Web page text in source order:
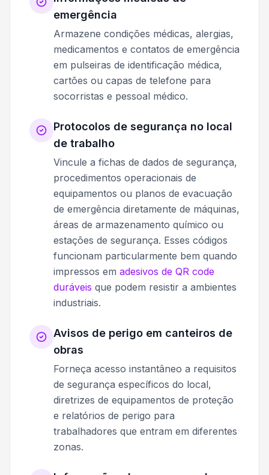
emergência
Armazene condições médicas, alergias,
medicamentos e contatos de emergência
em pulseiras de identificação médica,
cartões ou capas de telefone para
socorristas e pessoal médico.
Protocolos de segurança no local
de trabalho
Vincule a fichas de dados de segurança,
procedimentos operacionais de
equipamentos ou planos de evacuação
de emergência diretamente de máquinas,
áreas de armazenamento químico ou
estações de segurança. Esses códigos
funcionam particularmente bem quando
impressos em adesivos de QR code
duráveis que podem resistir a ambientes
industriais.
Avisos de perigo em canteiros de
obras
Forneça acesso instantâneo a requisitos
de segurança específicos do local,
diretrizes de equipamentos de proteção
e relatórios de perigo para
trabalhadores que entram em diferentes
zonas.